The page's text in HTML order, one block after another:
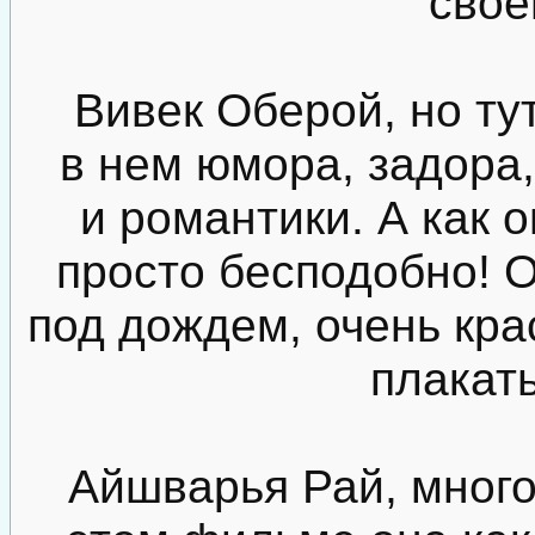
Вивек Оберой, но
в нем юмора,
и романтики. А как
просто бесподобно!
под дождем, очень
Айшварья Рай,